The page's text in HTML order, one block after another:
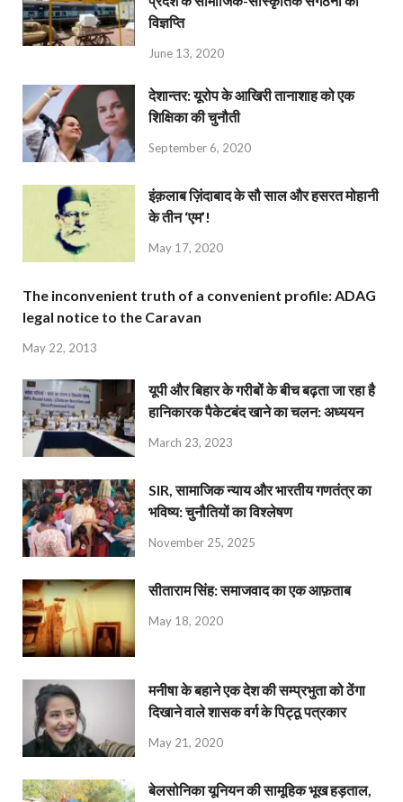
विज्ञप्ति
June 13, 2020
देशान्‍तर: यूरोप के आखिरी तानाशाह को एक
शिक्षिका की चुनौती
September 6, 2020
इंक़लाब ज़िंदाबाद के सौ साल और हसरत मोहानी
के तीन ‘एम’!
May 17, 2020
The inconvenient truth of a convenient profile: ADAG
legal notice to the Caravan
May 22, 2013
यूपी और बिहार के गरीबों के बीच बढ़ता जा रहा है
हानिकारक पैकेटबंद खाने का चलन: अध्ययन
March 23, 2023
SIR, सामाजिक न्याय और भारतीय गणतंत्र का
भविष्य: चुनौतियों का विश्लेषण
November 25, 2025
सीताराम सिंह: समाजवाद का एक आफ़ताब
May 18, 2020
मनीषा के बहाने एक देश की सम्प्रभुता को ठेंगा
दिखाने वाले शासक वर्ग के पिट्ठू पत्रकार
May 21, 2020
बेलसोनिका यूनियन की सामूहिक भूख हड़ताल,